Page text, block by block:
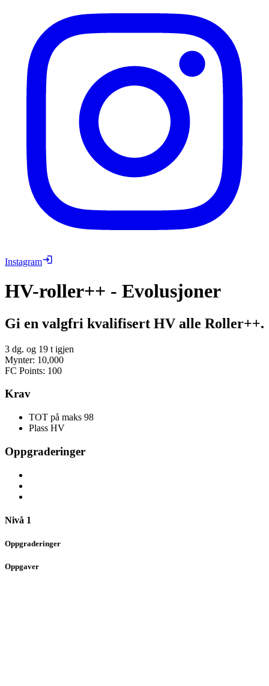
Instagram
HV-roller++ - Evolusjoner
Gi en valgfri kvalifisert HV alle Roller++.
3 dg. og 19 t igjen
Mynter: 10,000
FC Points: 100
Krav
TOT på maks 98
Plass HV
Oppgraderinger
Nivå 1
Oppgraderinger
Oppgaver